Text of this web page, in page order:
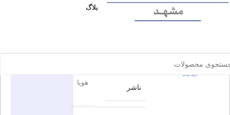
بلاگ
0 بدون
دیدگاه
شطرنج باز
ناشر
هوپا